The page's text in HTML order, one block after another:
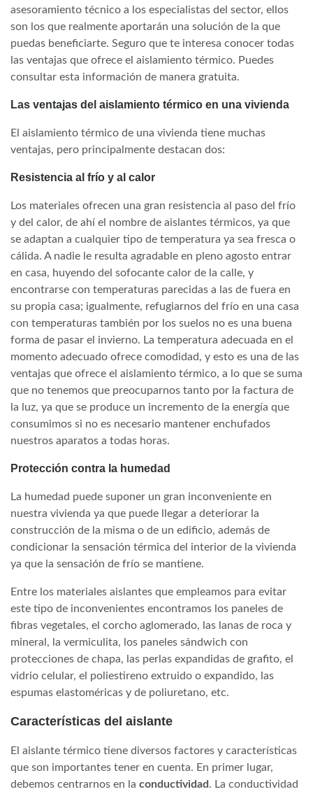
asesoramiento técnico a los especialistas del sector, ellos
son los que realmente aportarán una solución de la que
puedas beneficiarte. Seguro que te interesa conocer todas
las ventajas que ofrece el aislamiento térmico. Puedes
consultar esta información de manera gratuita.
Las ventajas del aislamiento térmico en una vivienda
El aislamiento térmico de una vivienda tiene muchas
ventajas, pero principalmente destacan dos:
Resistencia al frío y al calor
Los materiales ofrecen una gran resistencia al paso del frío
y del calor, de ahí el nombre de aislantes térmicos, ya que
se adaptan a cualquier tipo de temperatura ya sea fresca o
cálida. A nadie le resulta agradable en pleno agosto entrar
en casa, huyendo del sofocante calor de la calle, y
encontrarse con temperaturas parecidas a las de fuera en
su propia casa; igualmente, refugiarnos del frío en una casa
con temperaturas también por los suelos no es una buena
forma de pasar el invierno. La temperatura adecuada en el
momento adecuado ofrece comodidad, y esto es una de las
ventajas que ofrece el aislamiento térmico, a lo que se suma
que no tenemos que preocuparnos tanto por la factura de
la luz, ya que se produce un incremento de la energía que
consumimos si no es necesario mantener enchufados
nuestros aparatos a todas horas.
Protección contra la humedad
La humedad puede suponer un gran inconveniente en
nuestra vivienda ya que puede llegar a deteriorar la
construcción de la misma o de un edificio, además de
condicionar la sensación térmica del interior de la vivienda
ya que la sensación de frío se mantiene.
Entre los materiales aislantes que empleamos para evitar
este tipo de inconvenientes encontramos los paneles de
fibras vegetales, el corcho aglomerado, las lanas de roca y
mineral, la vermiculita, los paneles sándwich con
protecciones de chapa, las perlas expandidas de grafito, el
vidrio celular, el poliestireno extruido o expandido, las
espumas elastoméricas y de poliuretano, etc.
Características del aislante
El aislante térmico tiene diversos factores y características
que son importantes tener en cuenta. En primer lugar,
debemos centrarnos en la conductividad . La conductividad